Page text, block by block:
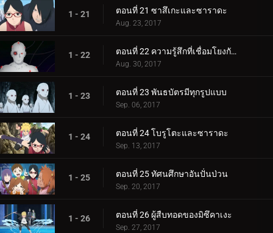
1 - 21 ตอนที่ 21 ซาสึเกะและซาราดะ
Aug. 23, 2017
1 - 22 ตอนที่ 22 ความรู้สึกที่เชื่อมโยงกัน
Aug. 30, 2017
1 - 23 ตอนที่ 23 พันธบัตรมีทุกรูปแบบ
Sep. 06, 2017
1 - 24 ตอนที่ 24 โบรูโตะและซาราดะ
Sep. 13, 2017
1 - 25 ตอนที่ 25 ทัศนศึกษาอันปั่นป่วน
Sep. 20, 2017
1 - 26 ตอนที่ 26 ผู้สืบทอดของมิซึคาเงะ
Sep. 27, 2017